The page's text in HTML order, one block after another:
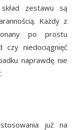
zestawu są
Każdy z
po prostu
czy niedociągnięć
naprawdę nie
już na